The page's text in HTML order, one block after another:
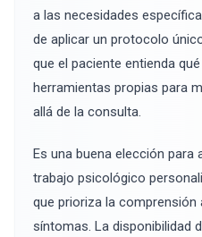
a las necesidades
de aplicar un protocolo
que el paciente entienda
herramientas propias para
allá de la consulta.
Es una buena elección para
trabajo psicológico
que prioriza la
síntomas. La disponibilidad